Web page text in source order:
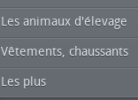
Les animaux d'élevage
Vêtements, chaussants
Les plus